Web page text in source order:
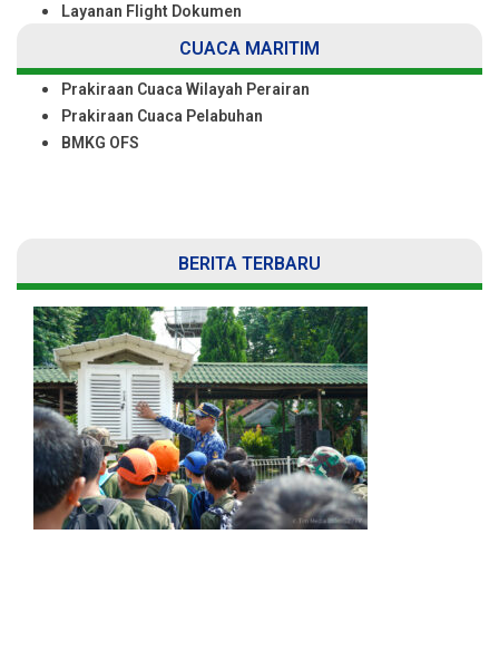
Layanan Flight Dokumen
CUACA MARITIM
Prakiraan Cuaca Wilayah Perairan
Prakiraan Cuaca Pelabuhan
BMKG OFS
BERITA TERBARU